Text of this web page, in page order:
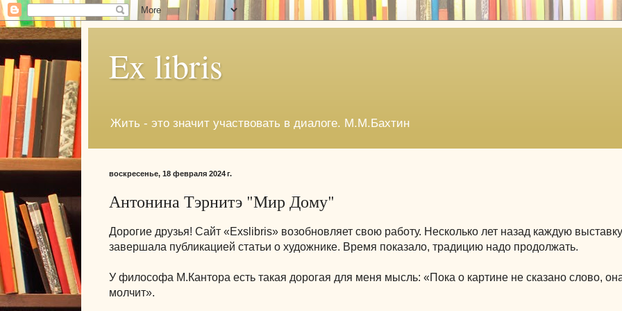
Ex libris
Жить - это значит участвовать в диалоге. М.М.Бахтин
воскресенье, 18 февраля 2024 г.
Антонина Тэрнитэ "Мир Дому"
Дорогие друзья! Сайт «Exslibris» возобновляет свою работу. Несколько лет назад каждую выставку
завершала публикацией статьи о художнике. Время показало, традицию надо продолжать.
У философа М.Кантора есть такая дорогая для меня мысль: «Пока о картине не сказано слово,
молчит».